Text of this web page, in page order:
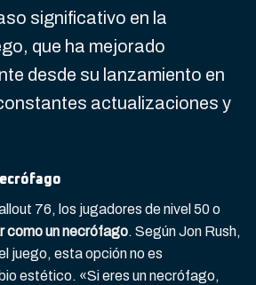
significativo en la
que ha mejorado
desde su lanzamiento en
actualizaciones y
76, los jugadores de nivel 50 o
como un necrófago. Según Jon Rush,
juego, esta opción no es
estético. «Si eres un necrófago,